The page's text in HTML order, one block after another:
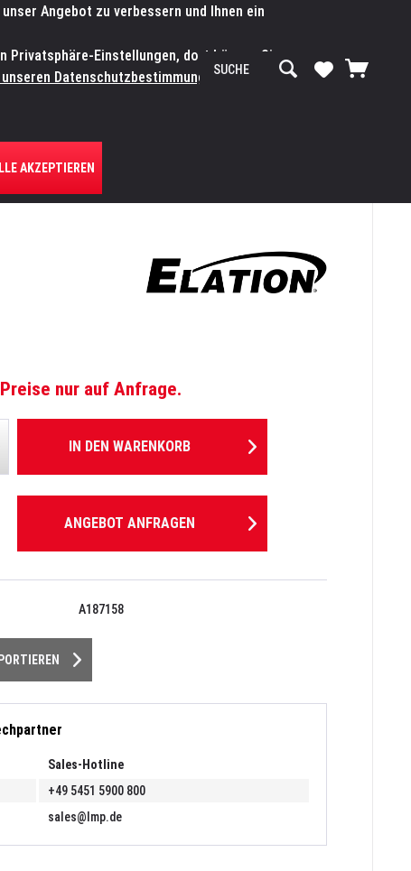
SERVICE-WERKSTATT Service/Hilfe
UNS
nur auf Anfrage.
IN DEN WARENKORB
ANGEBOT ANFRAGEN
A187158
Sales-Hotline
+49 5451 5900 800
sales@lmp.de
Angebot zu verbessern und Ihnen ein
Einstellungen, dort können Sie
unseren Datenschutzbestimmungen. Zum
AKZEPTIEREN